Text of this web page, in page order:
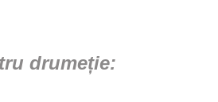
drumeție: